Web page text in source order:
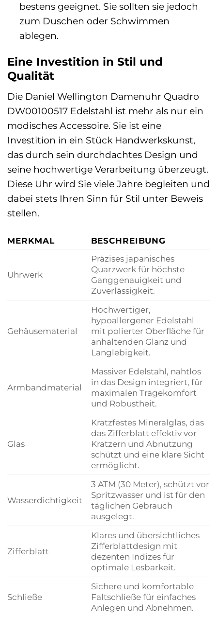
bestens geeignet. Sie sollten sie jedoch
zum Duschen oder Schwimmen
ablegen.
Eine Investition in Stil und
Qualität
Die Daniel Wellington Damenuhr Quadro
DW00100517 Edelstahl ist mehr als nur ein
modisches Accessoire. Sie ist eine
Investition in ein Stück Handwerkskunst,
das durch sein durchdachtes Design und
seine hochwertige Verarbeitung überzeugt.
Diese Uhr wird Sie viele Jahre begleiten und
dabei stets Ihren Sinn für Stil unter Beweis
stellen.
MERKMAL BESCHREIBUNG
Uhrwerk
Präzises japanisches
Quarzwerk für höchste
Ganggenauigkeit und
Zuverlässigkeit.
Gehäusematerial
Hochwertiger,
hypoallergener Edelstahl
mit polierter Oberfläche für
anhaltenden Glanz und
Langlebigkeit.
Armbandmaterial
Massiver Edelstahl, nahtlos
in das Design integriert, für
maximalen Tragekomfort
und Robustheit.
Glas
Kratzfestes Mineralglas, das
das Zifferblatt effektiv vor
Kratzern und Abnutzung
schützt und eine klare Sicht
ermöglicht.
Wasserdichtigkeit
3 ATM (30 Meter), schützt vor
Spritzwasser und ist für den
täglichen Gebrauch
ausgelegt.
Zifferblatt
Klares und übersichtliches
Zifferblattdesign mit
dezenten Indizes für
optimale Lesbarkeit.
Schließe
Sichere und komfortable
Faltschließe für einfaches
Anlegen und Abnehmen.